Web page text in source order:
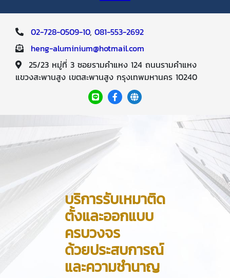
02-728-0509-10, 081-553-2692
heng-aluminium@hotmail.com
25/23 หมู่ที่ 3 ซอยรามคำแหง 124 ถนนรามคำแหง
แขวงสะพานสูง เขตสะพานสูง กรุงเทพมหานคร 10240
บริการรับเหมาติด
ตั้งและออกแบบ
ครบวงจร
ด้วยประสบการณ์
และความชำนาญ